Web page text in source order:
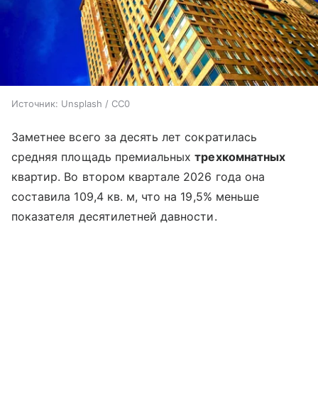
Источник: Unsplash / CC0
Заметнее всего за десять лет сократилась
средняя площадь премиальныхтрехкомнатных
квартир. Во втором квартале 2026 года она
составила 109,4 кв. м, что на 19,5% меньше
показателя десятилетней давности.